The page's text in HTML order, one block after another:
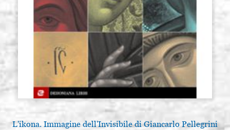
L'ikona. Immagine dell'Invisibile di Giancarlo Pellegrini